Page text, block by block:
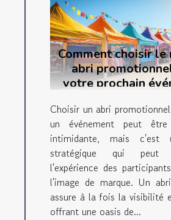
Comment choisir
abri
votre prochain
Choisir un abri
un événement peut
intimidante, mais c'est
stratégique qui peut
l'expérience des
l'image de marque. Un
assure à la fois la visibilité
offrant une oasis de...